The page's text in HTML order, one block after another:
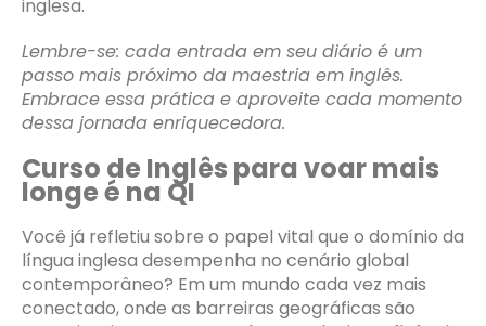
inglesa.
Lembre-se: cada entrada em seu diário é um
passo mais próximo da maestria em inglês.
Embrace essa prática e aproveite cada momento
dessa jornada enriquecedora.
Curso de Inglês para voar mais
longe é na QI
Você já refletiu sobre o papel vital que o domínio da
língua inglesa desempenha no cenário global
contemporâneo? Em um mundo cada vez mais
conectado, onde as barreiras geográficas são